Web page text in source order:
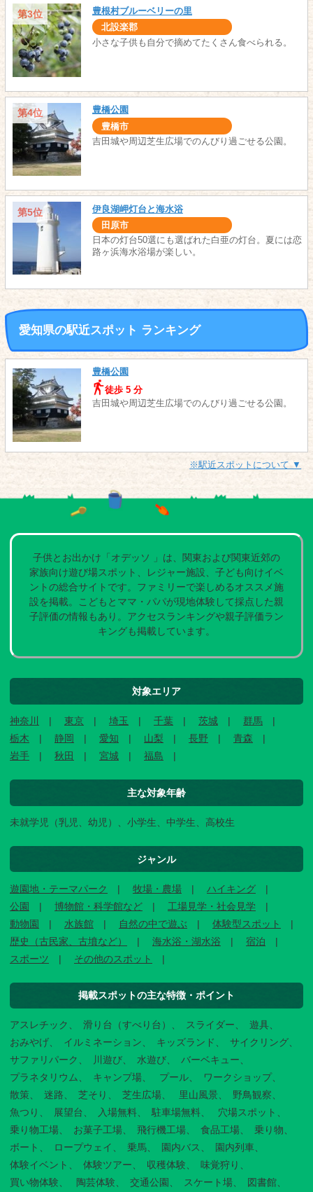
第3位 豊根村ブルーベリーの里
北設楽郡
小さな子供も自分で摘めてたくさん食べられる。
第4位 豊橋公園
豊橋市
吉田城や周辺芝生広場でのんびり過ごせる公園。
第5位 伊良湖岬灯台と海水浴
田原市
日本の灯台50選にも選ばれた白亜の灯台。夏には恋
路ヶ浜海水浴場が楽しい。
愛知県の駅近スポット ランキング
豊橋公園
徒歩 5 分
吉田城や周辺芝生広場でのんびり過ごせる公園。
※駅近スポットについて ▼
子供とお出かけ「オデッソ 」は、関東および関東近郊の
家族向け遊び場スポット、レジャー施設、子ども向けイベ
ントの総合サイトです。ファミリーで楽しめるオススメ施
設を掲載。こどもとママ・パパが現地体験して採点した親
子評価の情報もあり。アクセスランキングや親子評価ラン
キングも掲載しています。
対象エリア
神奈川 東京 埼玉 千葉 茨城
群馬
栃木
静岡 愛知 山梨 長野
青森
岩手
秋田 宮城 福島
主な対象年齢
未就学児（乳児、幼児）、小学生、中学生、高校生
ジャンル
遊園地・テーマパーク 牧場・農場
ハイキング
公園
博物館・科学館など
工場見学・社会見学
動物園
水族館 自然の中で遊ぶ
体験型スポット
歴史（古民家、古墳など）
海水浴・湖水浴
宿泊
スポーツ
その他のスポット
掲載スポットの主な特徴・ポイント
アスレチック 滑り台（すべり台） スライダー
遊具
おみやげ
イルミネーション キッズランド
サイクリング
サファリパーク
川遊び 水遊び
バーベキュー
プラネタリウム
キャンプ場 プール
ワークショップ
散策
迷路 芝そり 芝生広場 里山風景
野鳥観察
魚つり
展望台 入場無料 駐車場無料
穴場スポット
乗り物工場
お菓子工場 飛行機工場 食品工場
乗り物
ボート
ロープウェイ 乗馬 園内バス
園内列車
体験イベント
体験ツアー 収穫体験
味覚狩り
買い物体験
陶芸体験 交通公園 スケート場 図書館